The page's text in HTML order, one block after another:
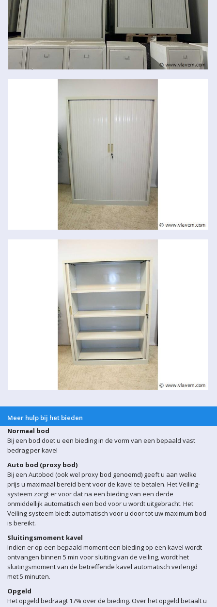
Meer hulp bij het bieden
Normaal bod
Bij een bod doet u een bieding in de vorm van een bepaald vast
bedrag per kavel
Auto bod (proxy bod)
Bij een Autobod (ook wel proxy bod genoemd) geeft u aan welke
prijs u maximaal bereid bent voor de kavel te betalen. Het Veiling-
systeem zorgt er voor dat na een bieding van een derde
onmiddellijk automatisch een bod voor u wordt uitgebracht. Het
Veiling-systeem biedt automatisch voor u door tot uw maximum bod
is bereikt.
Sluitingsmoment kavel
Indien er op een bepaald moment een bieding op een kavel wordt
ontvangen binnen 5 min voor sluiting van de veiling, wordt het
sluitingsmoment van de betreffende kavel automatisch verlengd
met 5 minuten.
Opgeld
Het opgeld bedraagt 17% over de bieding. Over het opgeld betaalt u